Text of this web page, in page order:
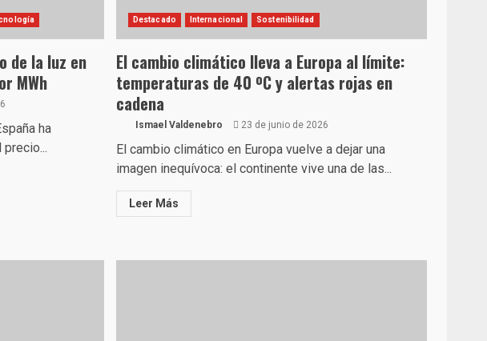
de la luz en
MWh
ha
Destacado Internacional Sostenibilidad
El cambio climático lleva a Europa al límite:
temperaturas de 40 ºC y alertas rojas en
cadena
Ismael Valdenebro 23 de junio de 2026
El cambio climático en Europa vuelve a dejar una
imagen inequívoca: el continente vive una de las...
Leer Más